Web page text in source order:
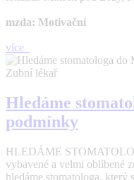
mzda: Motivační
více
Zubní lékař
Hledáme
podmínky
HLEDÁME
vybavené a velmi oblíbené
hledáme stomatologa, který